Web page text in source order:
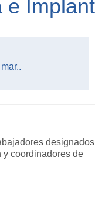
e
mar..
coordinadores de